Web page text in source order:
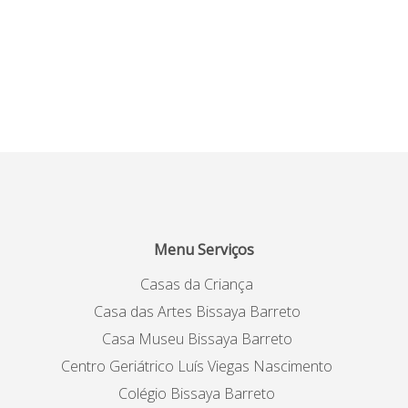
Menu Serviços
Casas da Criança
Casa das Artes Bissaya Barreto
Casa Museu Bissaya Barreto
Centro Geriátrico Luís Viegas Nascimento
Colégio Bissaya Barreto